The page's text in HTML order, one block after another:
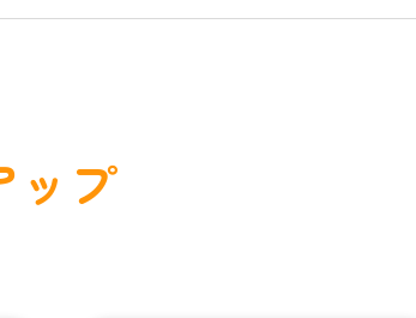
ップ